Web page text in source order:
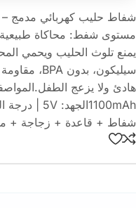
مستوى شفط: محاكاة طبيعية
شفاط + قاعدة + زجاجة +